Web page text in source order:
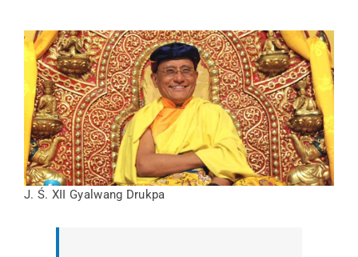
J. Ś. XII Gyalwang Drukpa